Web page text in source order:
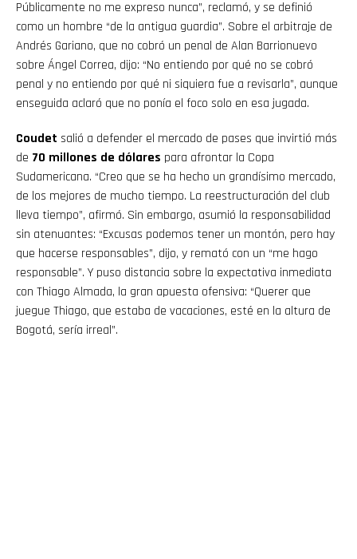
Públicamente no me expreso nunca”, reclamó, y se definió
como un hombre “de la antigua guardia”. Sobre el arbitraje de
Andrés Gariano, que no cobró un penal de Alan Barrionuevo
sobre Ángel Correa, dijo: “No entiendo por qué no se cobró
penal y no entiendo por qué ni siquiera fue a revisarla”, aunque
enseguida aclaró que no ponía el foco solo en esa jugada.
Coudet salió a defender el mercado de pases que invirtió más
de 70 millones de dólares para afrontar la Copa
Sudamericana. “Creo que se ha hecho un grandísimo mercado,
de los mejores de mucho tiempo. La reestructuración del club
lleva tiempo”, afirmó. Sin embargo, asumió la responsabilidad
sin atenuantes: “Excusas podemos tener un montón, pero hay
que hacerse responsables”, dijo, y remató con un “me hago
responsable”. Y puso distancia sobre la expectativa inmediata
con Thiago Almada, la gran apuesta ofensiva: “Querer que
juegue Thiago, que estaba de vacaciones, esté en la altura de
Bogotá, sería irreal”.